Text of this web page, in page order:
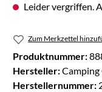
Leider vergriffen.
Zum Merkzettel
Produktnummer:
Hersteller:Camping
Herstellernummer: